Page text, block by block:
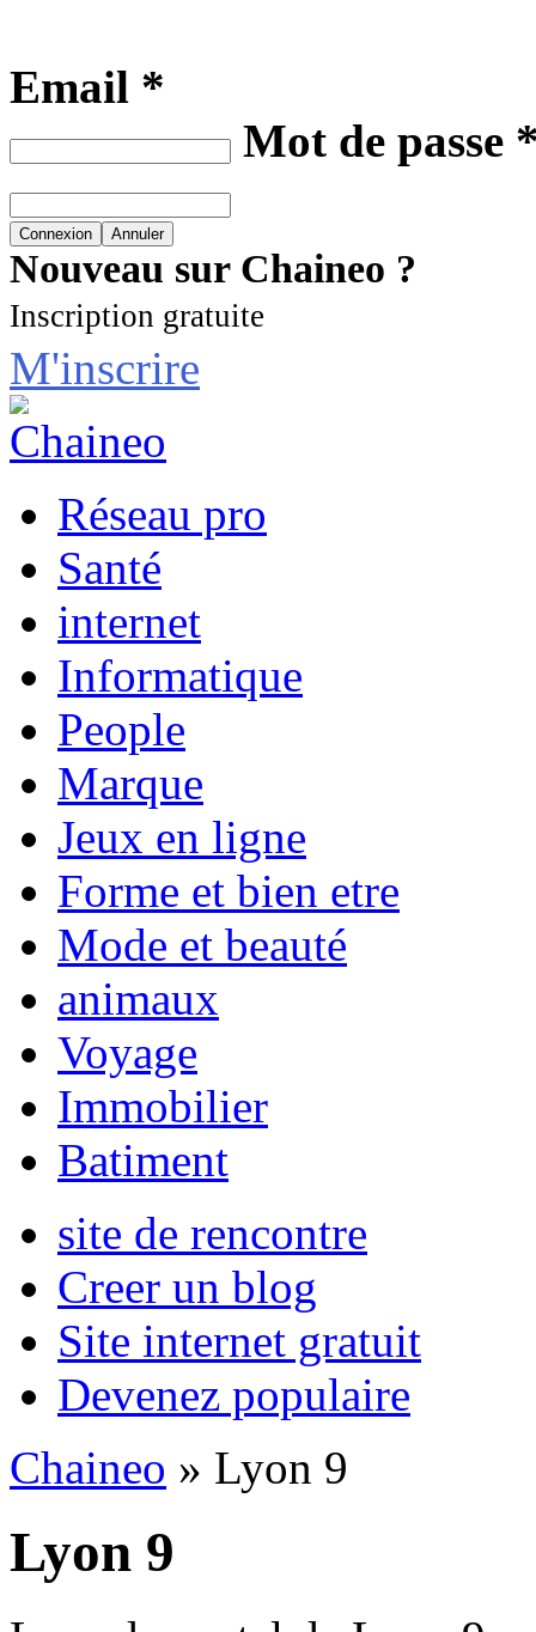
Email *
Mot de passe
Nouveau sur Chaineo ?
Inscription gratuite
M'inscrire
Réseau pro
Santé
internet
Informatique
People
Marque
Jeux en ligne
Forme et bien etre
Mode et beauté
animaux
Voyage
Immobilier
Batiment
site de rencontre
Creer un blog
Site internet gratuit
Devenez populaire
Chaineo » Lyon 9
Lyon 9